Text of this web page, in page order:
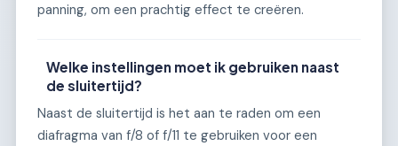
panning, om een prachtig effect te creëren.
Welke instellingen moet ik gebruiken naast
de sluitertijd?
Naast de sluitertijd is het aan te raden om een
diafragma van f/8 of f/11 te gebruiken voor een